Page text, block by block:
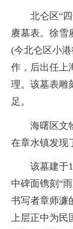
北仑区“四
赓墓表。徐雪
(今北仑区小
作，后出任上
理。该墓表雕
足。
海曙区文物
在章水镇发现
该墓建于
中碑面镌刻“
书写者章师濂
上层正中为民